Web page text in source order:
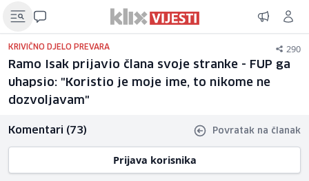
KRIVIČNO DJELO PREVARA 290
Ramo Isak prijavio člana svoje stranke - FUP ga
uhapsio: "Koristio je moje ime, to nikome ne
dozvoljavam"
Komentari (73) Povratak na članak
Prijava korisnika